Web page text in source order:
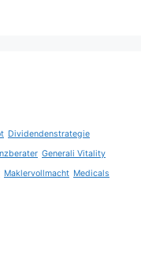
Dividendenstrategie
Generali Vitality
Maklervollmacht Medicals